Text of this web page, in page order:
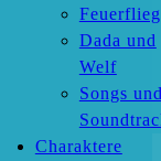
Feuerflieg
Dada und
Welf
Songs
Charaktere